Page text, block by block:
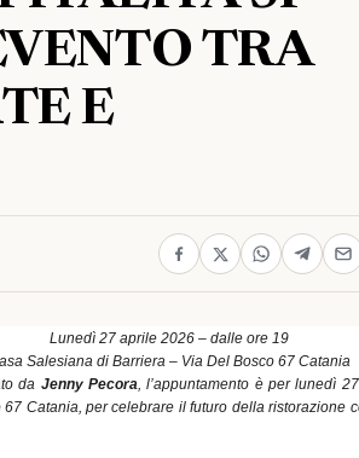
TRA
E
Lunedì 27 aprile 2026 – dalle ore 19
Salesiana di Barriera – Via Del Bosco 67 Catania
da Jenny Pecora, l’appuntamento è per lunedì
67 Catania, per celebrare il futuro della ristorazione